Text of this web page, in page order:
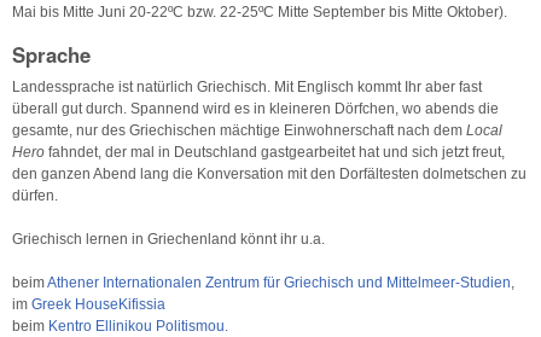
Mai bis Mitte Juni 20-22ºC bzw. 22-25ºC Mitte September bis Mitte Oktober).
Sprache
Landessprache ist natürlich Griechisch. Mit Englisch kommt Ihr aber fast
überall gut durch. Spannend wird es in kleineren Dörfchen, wo abends die
gesamte, nur des Griechischen mächtige Einwohnerschaft nach dem Local
Hero fahndet, der mal in Deutschland gastgearbeitet hat und sich jetzt freut,
den ganzen Abend lang die Konversation mit den Dorfältesten dolmetschen zu
dürfen.
Griechisch lernen in Griechenland könnt ihr u.a.
beimAthener Internationalen Zentrum für Griechisch und Mittelmeer-Studien,
im Greek HouseKifissia
beim Kentro Ellinikou Politismou.